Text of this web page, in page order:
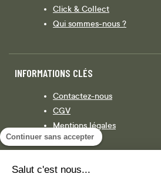
Continuer sans accepter
Salut c'est nous...
Click & Collect
Qui sommes-nous ?
INFORMATIONS CLÉS
Contactez-nous
CGV
Mentions légales
Législation